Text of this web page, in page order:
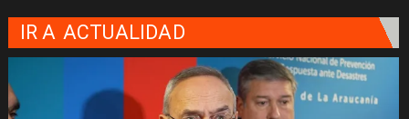
IR A ACTUALIDAD